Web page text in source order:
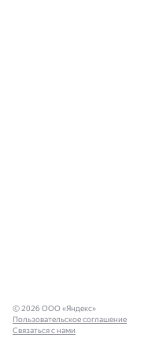
© 2026 ООО «Яндекс»
Пользовательское соглашение
Связаться с нами